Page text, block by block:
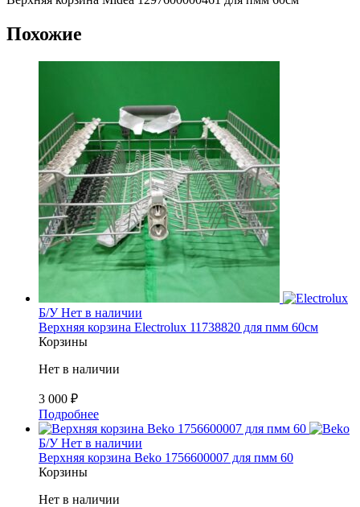
Похожие
Б/У Нет в наличии
Верхняя корзина Electrolux 11738820 для пмм 60см
Корзины
Нет в наличии
3 000 ₽
Подробнее
Б/У Нет в наличии
Верхняя корзина Beko 1756600007 для пмм 60
Корзины
Нет в наличии